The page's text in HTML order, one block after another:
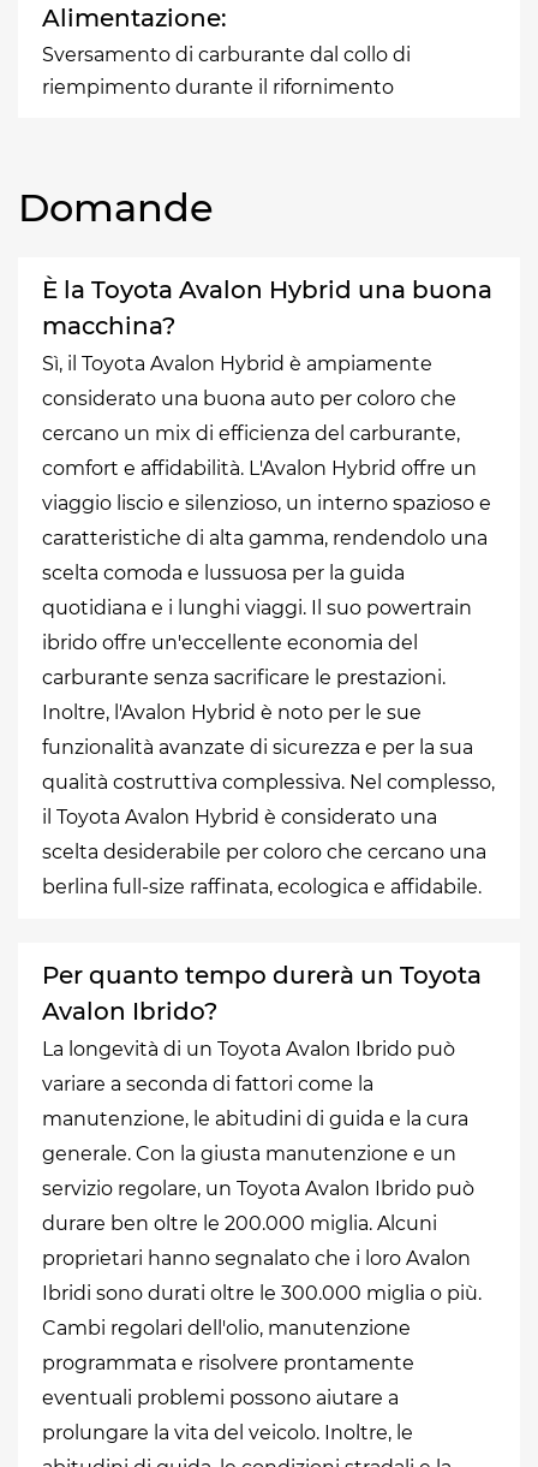
Alimentazione:
Sversamento di carburante dal collo di
riempimento durante il rifornimento
Domande
È la Toyota Avalon Hybrid una buona
macchina?
Sì, il Toyota Avalon Hybrid è ampiamente
considerato una buona auto per coloro che
cercano un mix di efficienza del carburante,
comfort e affidabilità. L'Avalon Hybrid offre un
viaggio liscio e silenzioso, un interno spazioso e
caratteristiche di alta gamma, rendendolo una
scelta comoda e lussuosa per la guida
quotidiana e i lunghi viaggi. Il suo powertrain
ibrido offre un'eccellente economia del
carburante senza sacrificare le prestazioni.
Inoltre, l'Avalon Hybrid è noto per le sue
funzionalità avanzate di sicurezza e per la sua
qualità costruttiva complessiva. Nel complesso,
il Toyota Avalon Hybrid è considerato una
scelta desiderabile per coloro che cercano una
berlina full-size raffinata, ecologica e affidabile.
Per quanto tempo durerà un Toyota
Avalon Ibrido?
La longevità di un Toyota Avalon Ibrido può
variare a seconda di fattori come la
manutenzione, le abitudini di guida e la cura
generale. Con la giusta manutenzione e un
servizio regolare, un Toyota Avalon Ibrido può
durare ben oltre le 200.000 miglia. Alcuni
proprietari hanno segnalato che i loro Avalon
Ibridi sono durati oltre le 300.000 miglia o più.
Cambi regolari dell'olio, manutenzione
programmata e risolvere prontamente
eventuali problemi possono aiutare a
prolungare la vita del veicolo. Inoltre, le